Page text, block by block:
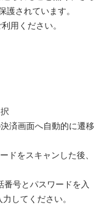
護されています。
用ください。
済画面へ自動的に遷移
ドをスキャンした後、
号とパスワードを入
してください。